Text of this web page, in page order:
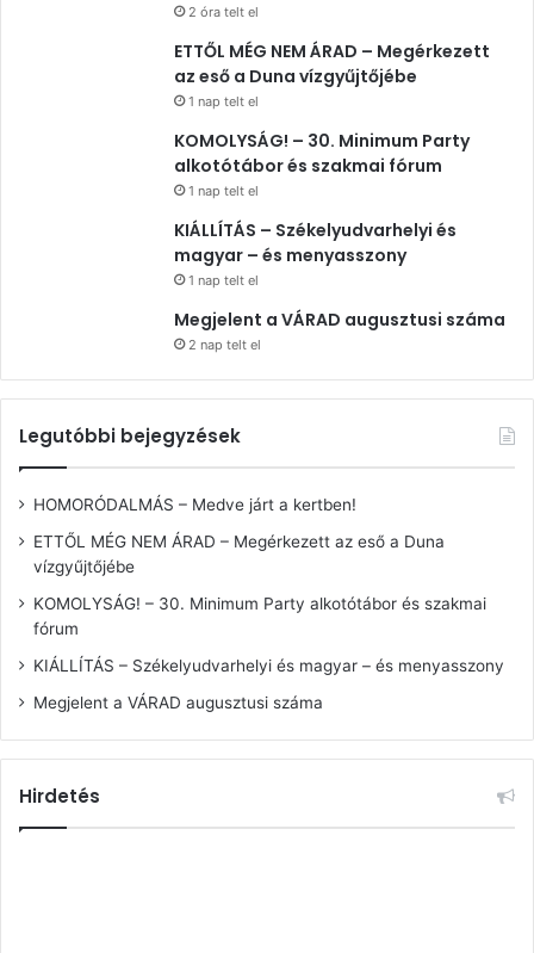
2 óra telt el
ETTŐL MÉG NEM ÁRAD – Megérkezett
az eső a Duna vízgyűjtőjébe
1 nap telt el
KOMOLYSÁG! – 30. Minimum Party
alkotótábor és szakmai fórum
1 nap telt el
KIÁLLÍTÁS – Székelyudvarhelyi és
magyar – és menyasszony
1 nap telt el
Megjelent a VÁRAD augusztusi száma
2 nap telt el
Legutóbbi bejegyzések
HOMORÓDALMÁS – Medve járt a kertben!
ETTŐL MÉG NEM ÁRAD – Megérkezett az eső a Duna
vízgyűjtőjébe
KOMOLYSÁG! – 30. Minimum Party alkotótábor és szakmai
fórum
KIÁLLÍTÁS – Székelyudvarhelyi és magyar – és menyasszony
Megjelent a VÁRAD augusztusi száma
Hirdetés